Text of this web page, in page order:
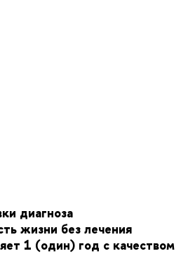
диагноза
жизни без лечения
1 (один) год с качеством